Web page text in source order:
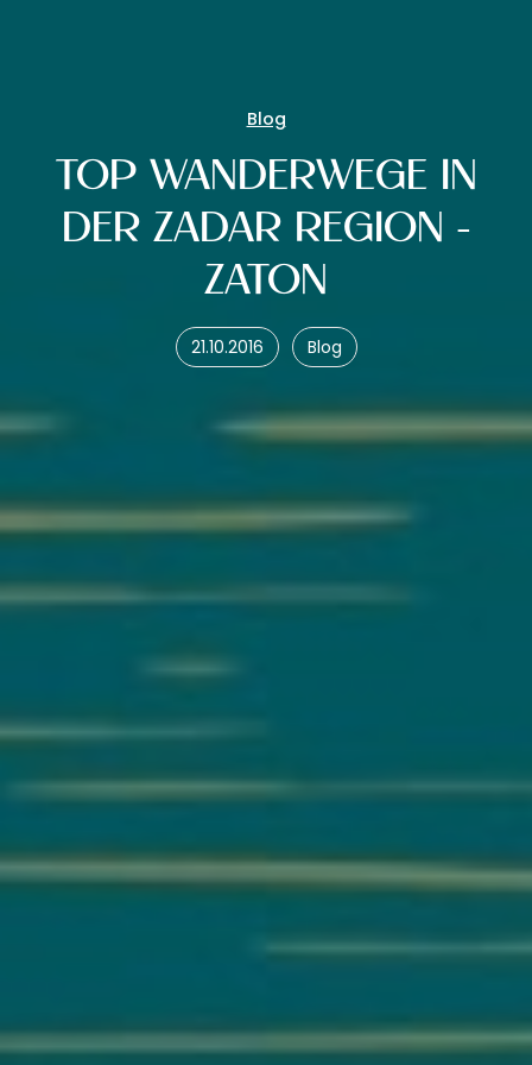
Blog
TOP WANDERWEGE IN
DER ZADAR REGION -
ZATON
21.10.2016 Blog